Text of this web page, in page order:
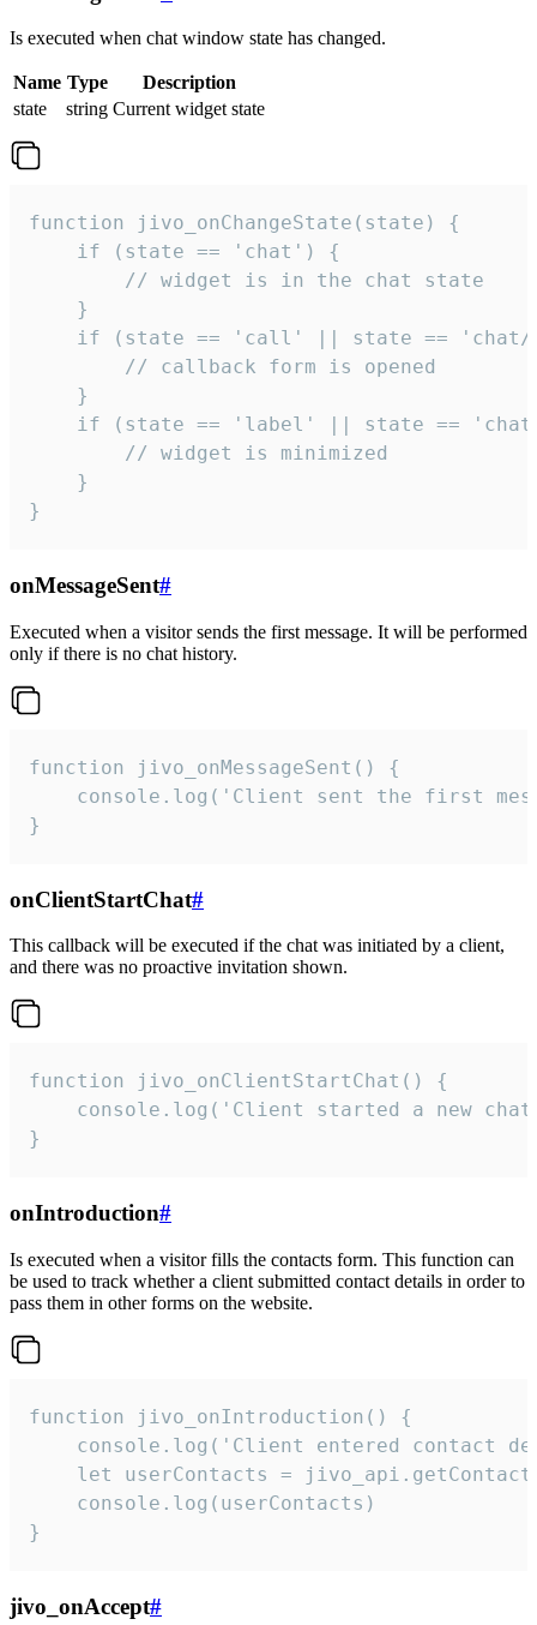
Is executed when chat window state has changed.
Name Type
Description
state
string Current widget state
function jivo_onChangeState(state) {
    if (state == 'chat') {
        // widget is in the chat state
    }
if (state == 'call' || state ==
        // callback form is opened
    }
if (state == 'label' || state ==
        // widget is minimized
    }
}
onMessageSent#
Executed when a visitor sends the first message. It will be performed
only if there is no chat history.
function jivo_onMessageSent() {
console.log('Client sent the first
}
onClientStartChat#
This callback will be executed if the chat was initiated by a client,
and there was no proactive invitation shown.
function jivo_onClientStartChat() {
console.log('Client started a new
}
onIntroduction#
Is executed when a visitor fills the contacts form. This function can
be used to track whether a client submitted contact details in order to
pass them in other forms on the website.
function jivo_onIntroduction() {
console.log('Client entered contact
let userContacts =
    console.log(userContacts)
}
jivo_onAccept#